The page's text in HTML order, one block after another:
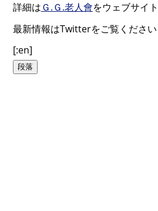
詳細はＧ.Ｇ.老人會をウェブサイ
最新情報はTwitterをご覧くださ
[:en]
段落